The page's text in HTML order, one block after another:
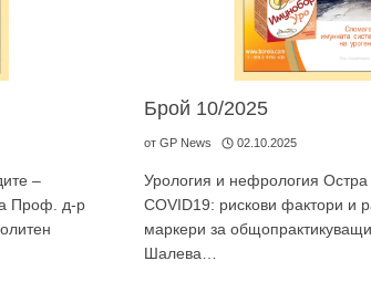
–
Проф. д-р
Брой 10/2025
от GP News 02.10.2025
Урология и нефрология
COVID19: рискови фактори и
маркери за
Шалева…
съдържание
, трябва да